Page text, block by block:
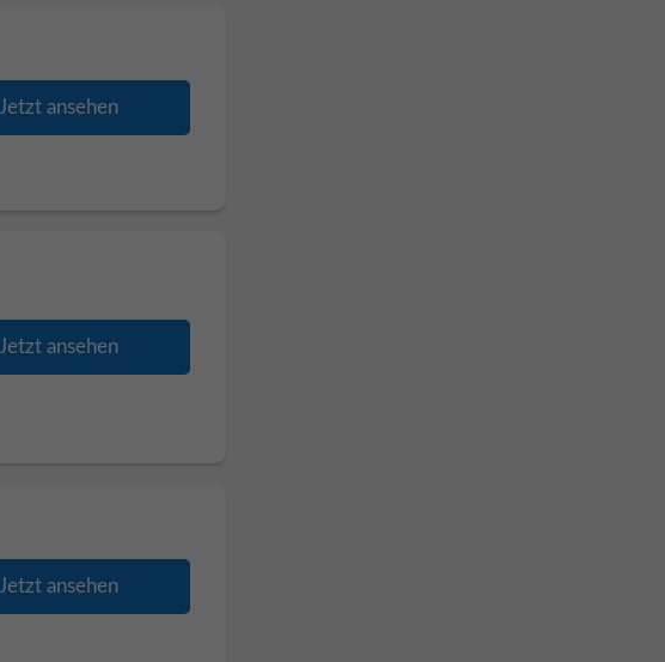
Jetzt ansehen
Jetzt ansehen
Jetzt ansehen